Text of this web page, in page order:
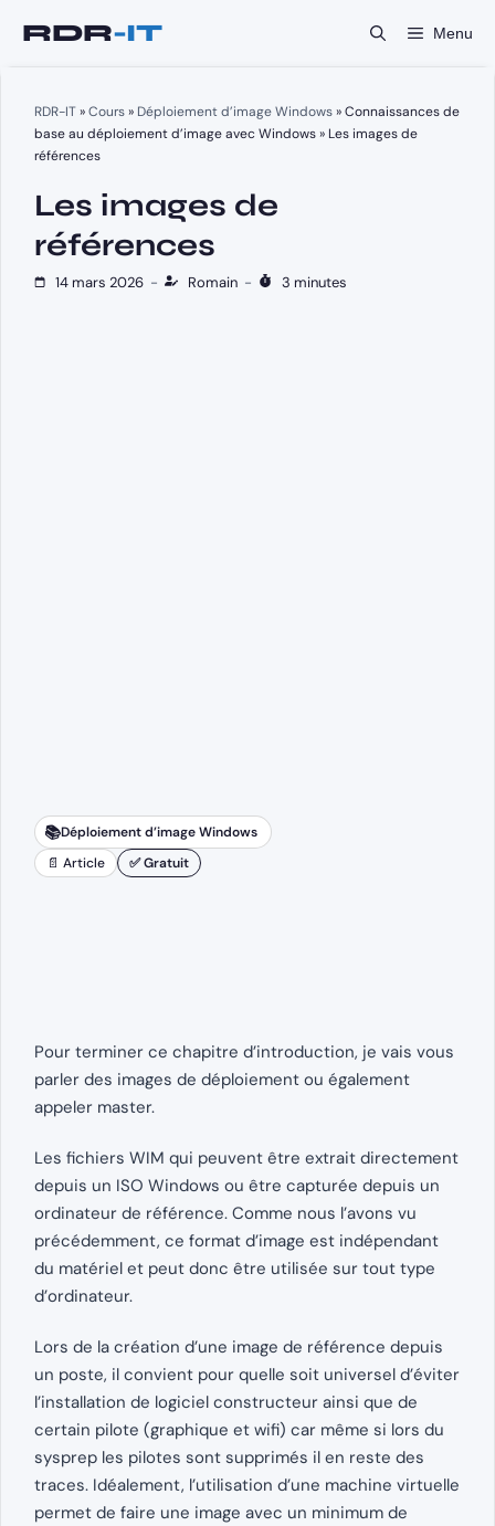
Menu
RDR-IT»Cours» Déploiement d’image Windows»Connaissances de
base au déploiement d’image avec Windows» Les images de
références
Les images de
références
14 mars 2026 - Romain - 3 minutes
📚Déploiement d’image Windows
📄 Article
✅ Gratuit
Pour terminer ce chapitre d’introduction, je vais vous
parler des images de déploiement ou également
appeler master.
Les fichiers WIM qui peuvent être extrait directement
depuis un ISO Windows ou être capturée depuis un
ordinateur de référence. Comme nous l’avons vu
précédemment, ce format d’image est indépendant
du matériel et peut donc être utilisée sur tout type
d’ordinateur.
Lors de la création d’une image de référence depuis
un poste, il convient pour quelle soit universel d’éviter
l’installation de logiciel constructeur ainsi que de
certain pilote (graphique et wifi) car même si lors du
sysprep les pilotes sont supprimés il en reste des
traces. Idéalement, l’utilisation d’une machine virtuelle
permet de faire une image avec un minimum de